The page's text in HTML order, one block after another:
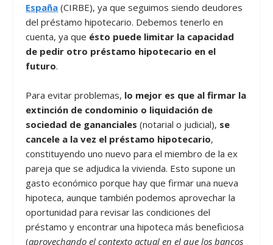
España (CIRBE), ya que seguimos siendo deudores
del préstamo hipotecario. Debemos tenerlo en
cuenta, ya que ésto puede limitar la capacidad
de pedir otro préstamo hipotecario en el
futuro.
Para evitar problemas, lo mejor es que al firmar la
extinción de condominio o liquidación de
sociedad de gananciales (notarial o judicial), se
cancele a la vez el préstamo hipotecario,
constituyendo uno nuevo para el miembro de la ex
pareja que se adjudica la vivienda. Esto supone un
gasto económico porque hay que firmar una nueva
hipoteca, aunque también podemos aprovechar la
oportunidad para revisar las condiciones del
préstamo y encontrar una hipoteca más beneficiosa
(aprovechando el contexto actual en el que los bancos